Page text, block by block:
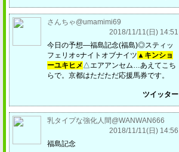
さんちゃ@umamimi69
2018/11/11(日) 14:51
今日の予想―福島記念(福島)◎スティッ
フェリオ○ナイトオブナイツ ▲キンショ
ーユキヒメ△エアアンセム…あえてこち
らで。京都はただただ応援馬券です。
ツイッター
乳タイプな強化人間@WANWAN666
2018/11/11(日) 14:56
福島記念